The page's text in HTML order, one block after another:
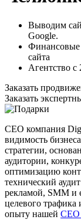
Выводим
Google.
Финансовые
сайта
Агентство
Заказать
Заказать
СЕО компания
видимость
стратегии,
аудитории,
оптимизацию
технический
рекламой, SMM и
целевого
опыту нашей СЕО